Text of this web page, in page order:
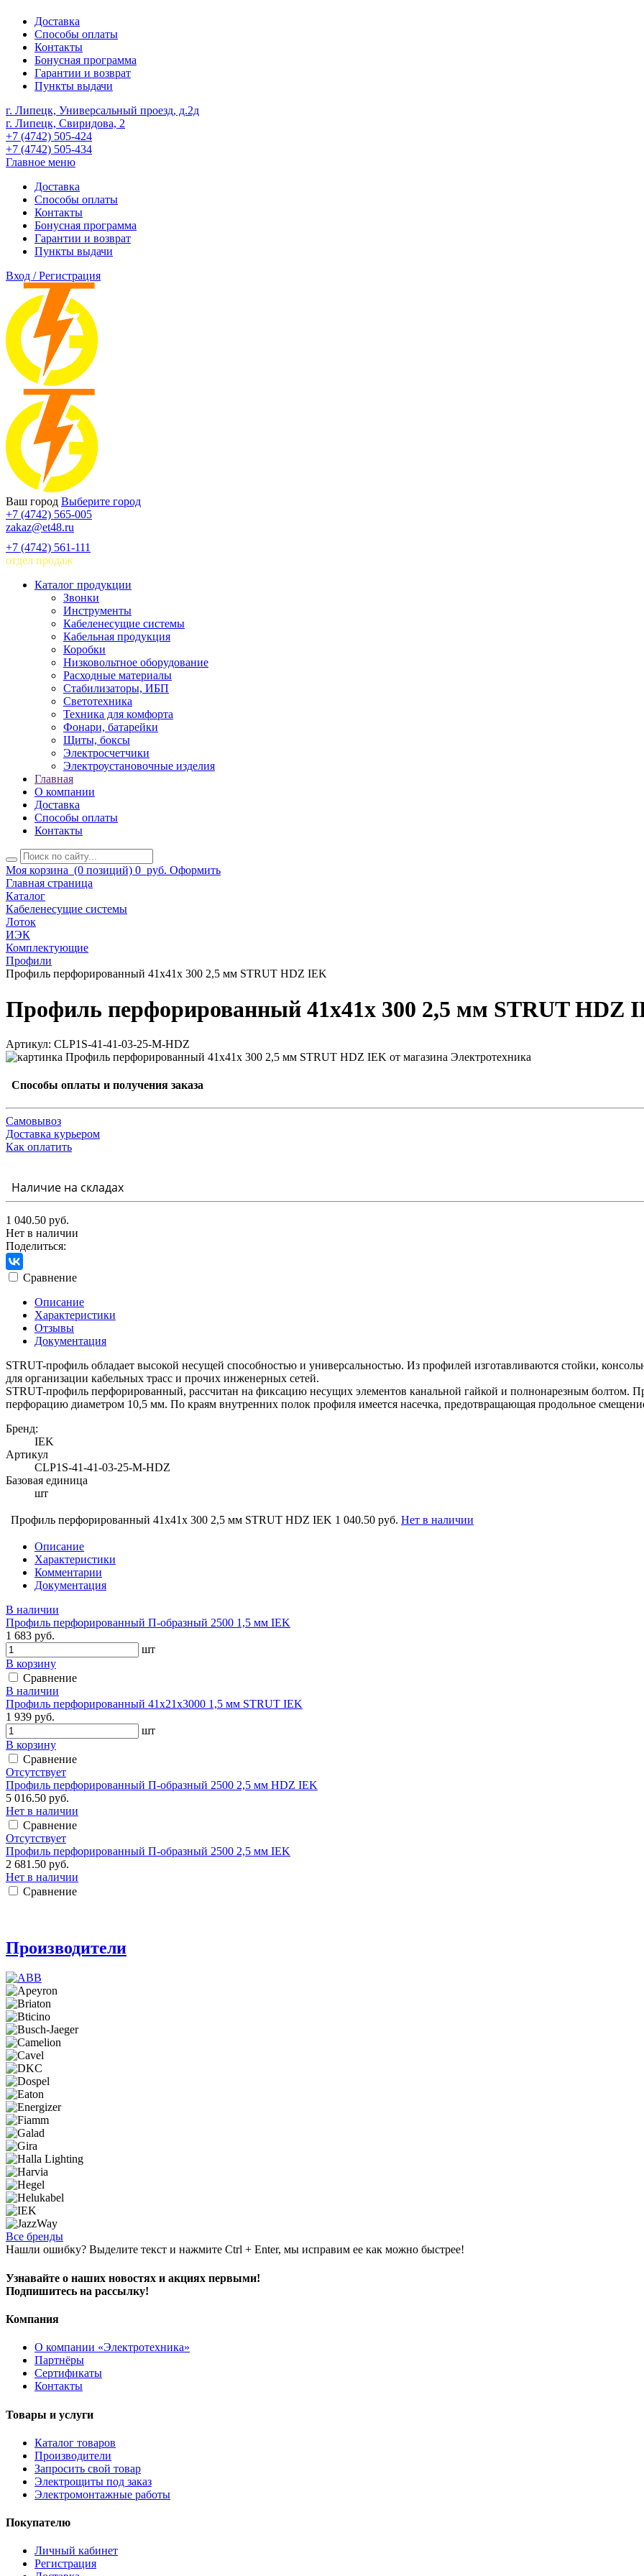
Доставка
Способы оплаты
Контакты
Бонусная программа
Гарантии и возврат
Пункты выдачи
г. Липецк, Универсальный проезд, д.2д
г. Липецк, Свиридова, 2
+7 (4742) 505-424
+7 (4742) 505-434
Главное меню
Доставка
Способы оплаты
Контакты
Бонусная программа
Гарантии и возврат
Пункты выдачи
Вход / Регистрация
Ваш город Выберите город
+7 (4742) 565-005
zakaz@et48.ru
+7 (4742) 561-111
отдел продаж
Каталог продукции
Звонки
Инструменты
Кабеленесущие системы
Кабельная продукция
Коробки
Низковольтное оборудование
Расходные материалы
Стабилизаторы, ИБП
Светотехника
Техника для комфорта
Фонари, батарейки
Щиты, боксы
Электросчетчики
Электроустановочные изделия
Главная
О компании
Доставка
Способы оплаты
Контакты
Моя корзина (0 позиций) 0 руб. Оформить
Главная страница
Каталог
Кабеленесущие системы
Лоток
ИЭК
Комплектующие
Профили
Профиль перфорированный 41x41х 300 2,5 мм STRUT HDZ IEK
Профиль перфорированный 41x41х 300 2,5 мм STRUT HDZ
Артикул: CLP1S-41-41-03-25-M-HDZ
Способы оплаты и получения заказа
Самовывоз
Доставка курьером
Как оплатить
Наличие на складах
1 040.50 руб.
Нет в наличии
Поделиться:
Сравнение
Описание
Характеристики
Отзывы
Документация
STRUT-профиль обладает высокой несущей способностью и универсальностью. Из профилей изготавливаются стойки,
для организации кабельных трасс и прочих инженерных сетей.
STRUT-профиль перфорированный, рассчитан на фиксацию несущих элементов канальной гайкой и полнонарезным болтом.
перфорацию диаметром 10,5 мм. По краям внутренних полок профиля имеется насечка, предотвращающая продольное
Бренд:
IEK
Артикул
CLP1S-41-41-03-25-M-HDZ
Базовая единица
шт
Профиль перфорированный 41x41х 300 2,5 мм STRUT HDZ IEK 1 040.50 руб. Нет в наличии
Описание
Характеристики
Комментарии
Документация
В наличии
Профиль перфорированный П-образный 2500 1,5 мм IEK
1 683 руб.
шт
В корзину
Сравнение
В наличии
Профиль перфорированный 41х21х3000 1,5 мм STRUT IEK
1 939 руб.
шт
В корзину
Сравнение
Отсутствует
Профиль перфорированный П-образный 2500 2,5 мм HDZ IEK
5 016.50 руб.
Нет в наличии
Сравнение
Отсутствует
Профиль перфорированный П-образный 2500 2,5 мм IEK
2 681.50 руб.
Нет в наличии
Сравнение
Производители
Все бренды
Нашли ошибку? Выделите текст и нажмите Ctrl + Enter, мы исправим ее как можно быстрее!
Узнавайте о наших новостях и акциях первыми!
Подпишитесь на рассылку!
Компания
О компании «Электротехника»
Партнёры
Сертификаты
Контакты
Товары и услуги
Каталог товаров
Производители
Запросить свой товар
Электрощиты под заказ
Электромонтажные работы
Покупателю
Личный кабинет
Регистрация